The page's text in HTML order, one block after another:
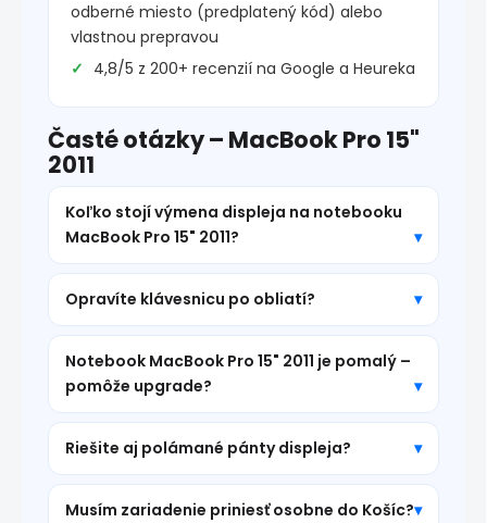
odberné miesto (predplatený kód) alebo
vlastnou prepravou
4,8/5 z 200+ recenzií na Google a Heureka
Časté otázky – MacBook Pro 15"
2011
Koľko stojí výmena displeja na notebooku
MacBook Pro 15" 2011?
Opravíte klávesnicu po obliatí?
Notebook MacBook Pro 15" 2011 je pomalý –
pomôže upgrade?
Riešite aj polámané pánty displeja?
Musím zariadenie priniesť osobne do Košíc?